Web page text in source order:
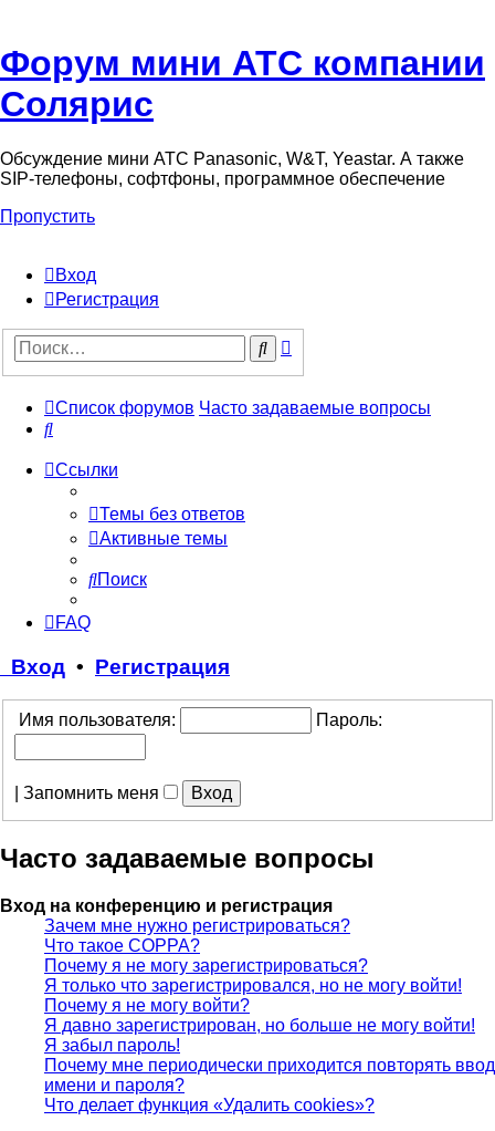
Форум мини АТС компании
Солярис
Обсуждение мини АТС Panasonic, W&T, Yeastar. А также
SIP-телефоны, софтфоны, программное обеспечение
Пропустить
Вход
Регистрация
Поиск
Список форумов Часто задаваемые вопросы
Поиск
Ссылки
Темы без ответов
Активные темы
Поиск
FAQ
Вход • Регистрация
Имя пользователя: Пароль:
Запомнить меня
Часто задаваемые вопросы
Вход на конференцию и регистрация
Зачем мне нужно регистрироваться?
Что такое COPPA?
Почему я не могу зарегистрироваться?
Я только что зарегистрировался, но не могу войти!
Почему я не могу войти?
Я давно зарегистрирован, но больше не могу войти!
Я забыл пароль!
Почему мне периодически приходится повторять ввод
имени и пароля?
Что делает функция «Удалить cookies»?